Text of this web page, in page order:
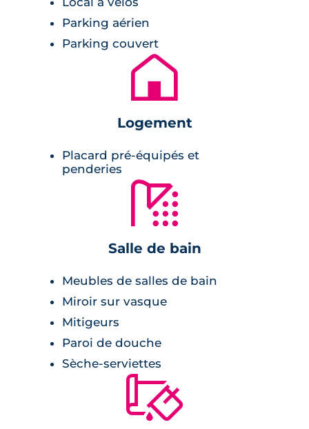
Un cœur d’îlot paysager planté d’arbres à
hautes tiges agrémente l’ensemble
immobilier contemporain.
Parking aérien
Parking couvert
🏚
Logement
Placard pré-équipés et
penderies
🚿
Salle de bain
Meubles de salles de bain
Miroir sur vasque
Mitigeurs
Paroi de douche
Sèche-serviettes
🔨